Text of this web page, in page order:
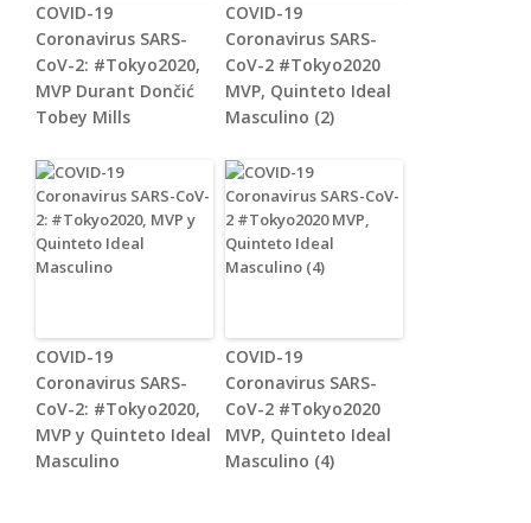
COVID-19
Coronavirus SARS-
CoV-2: #Tokyo2020,
MVP Durant Dončić
Tobey Mills
COVID-19
Coronavirus SARS-
CoV-2 #Tokyo2020
MVP, Quinteto Ideal
Masculino (2)
COVID-19
Coronavirus SARS-
CoV-2: #Tokyo2020,
MVP y Quinteto Ideal
Masculino
COVID-19
Coronavirus SARS-
CoV-2 #Tokyo2020
MVP, Quinteto Ideal
Masculino (4)